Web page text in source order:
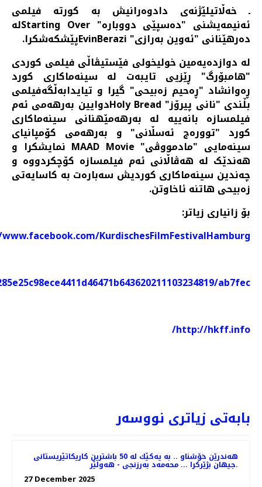
ـ خه‌ڵاتیلێژنه‌ی دادوه‌رانیش به کورتە فیلمی
ئەنیمەیشنی "دەسپێی دووبارە" Starting Overلە
دەرهێنانی "ئەوین بەرازی" EvinBeraziپێشکه‌شکرا.
له دوازدەیەمین خولیخولی فێستیڤاڵی فیلمی کوردی
"هامبۆرگ" ڕێزیی تایبه‌ت لە سینەماکاری کورد
ڕەوانشاد "ڕەحیم زەبیحی" گیرا و تیایدابەڵگەفیلمی
بڵندی "نانی پیرۆز" Holy Breadدوایین به‌رهه‌می ئه‌م
فیلمسازه بانه‌ییه‌ لە بەرهەمێهنانی سینەماکاری
کورد "توورەج ئەسڵانی" و بەرهەمی کۆمپانیای
سینەمایی "مادمووڤی" MAAD Movie نمایشکرا و
هه‌ندێک له هه‌ڤاڵانی ئه‌م فیلمسازه کۆچکردووه و
چه‌ندین سینه‌ماکاری کوردیش سه‌باره‌ت به کاسایه‌تی
زەبیحی هاتنه ئاخاوتن.
‌بۆ زانیاری زیاتر:
KurdischesFilmFestivalHamburg
ab7fec
http://hkff.info/
بابەتی زیاتری نووسەر
هه‌ندرێن خۆشناو .. به‌ یه‌كێك له‌ 50 باشترین كاریكاتێریستانی
جیهان بژێركرا ... محه‌مه‌د به‌رزنجی - هه‌ولێر.
27 December 2025